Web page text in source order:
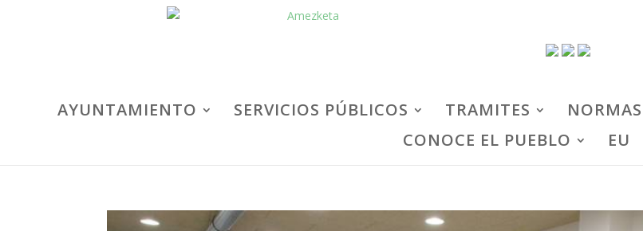
AYUNTAMIENTO SERVICIOS PÚBLICOS TRAMITES
CONOCE EL PUEBLO
EU